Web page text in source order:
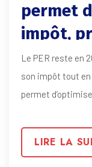
permet
impôt,
et
Le PER reste en
son impôt tout
permet
fiscalité future.
LIRE LA